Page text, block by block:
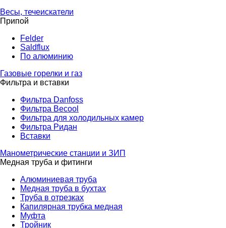
Весы, течеискатели
Припой
Felder
Saldflux
По алюминию
Газовые горелки и газ
Фильтра и вставки
Фильтра Danfoss
Фильтра Becool
Фильтра для холодильных камер
Фильтра Ридан
Вставки
Манометрические станции и ЗИП
Медная труба и фитинги
Алюминиевая труба
Медная труба в бухтах
Труба в отрезках
Капилярная трубка медная
Муфта
Тройник